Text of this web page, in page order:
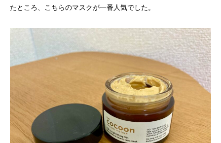
たところ、こちらのマスクが一番人気でした。